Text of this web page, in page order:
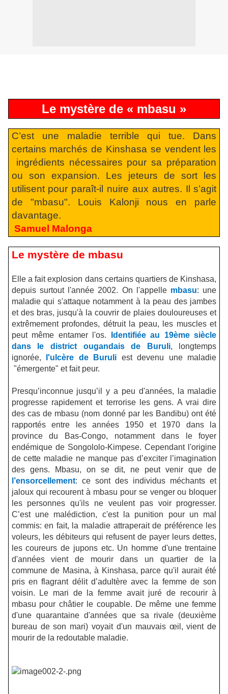
Le mystère de « mbasu »
C’est une maladie terrible qui tue. Dans
certains marchés de Kinshasa se vendent les
ingrédients nécessaires pour sa préparation
ou son expansion. Les jeteurs de sort les
utilisent pour paraît-il nuire aux autres. Il s’agit
de "mbasu". Louis Kalonji nous en parle
davantage.
Samuel Malonga
Le mystère de mbasu
Elle a fait explosion dans certains quartiers de Kinshasa,
depuis surtout l'année 2002. On l'appelle mbasu: une
maladie qui s'attaque notamment à la peau des jambes
et des bras, jusqu'à la couvrir de plaies douloureuses et
extrêmement profondes, détruit la peau, les muscles et
peut même entamer l'os.
Identifiée au 19ème siècle
dans le
district ougandais de Buruli, longtemps
ignorée,
I'ulcère de Buruli est devenu une maladie
"émergente" et fait peur.
Presqu’inconnue jusqu’il y a peu d'années, la maladie
progresse rapidement et terrorise les gens. A vrai dire
des cas de mbasu (nom donné par les Bandibu) ont été
rapportés entre les années 1950 et 1970 dans la
province du Bas-Congo, notamment dans le foyer
endémique de Songololo-Kimpese. Cependant l'origine
de cette maladie ne manque pas d’exciter l’imagination
des gens. Mbasu, on se dit, ne peut venir que de
l’ensorcellement: ce sont des individus méchants et
jaloux qui recourent à mbasu pour se venger ou bloquer
les personnes qu'ils ne veulent pas voir progresser.
C’est une malédiction, c'est la punition pour un mal
commis: en fait, la maladie attraperait de préférence les
voleurs, les débiteurs qui refusent de payer leurs dettes,
les coureurs de jupons etc. Un homme d'une trentaine
d'années vient de mourir dans un quartier de la
commune de Masina, à Kinshasa, parce qu'il aurait été
pris en flagrant délit d’adultère avec la femme de son
voisin. Le mari de la femme avait juré de recourir à
mbasu pour châtier le coupable. De même une femme
d'une quarantaine d'années que sa rivale (deuxième
bureau de son mari) voyait d'un mauvais œil, vient de
mourir de la redoutable maladie.